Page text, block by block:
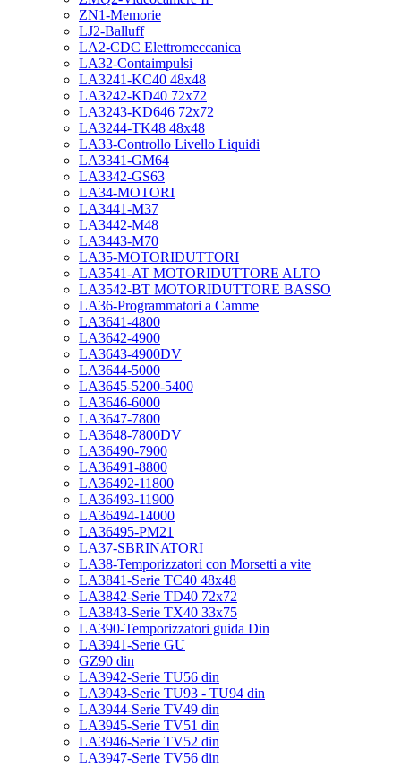
ZN1-Memorie
LJ2-Balluff
LA2-CDC Elettromeccanica
LA32-Contaimpulsi
LA3241-KC40 48x48
LA3242-KD40 72x72
LA3243-KD646 72x72
LA3244-TK48 48x48
LA33-Controllo Livello Liquidi
LA3341-GM64
LA3342-GS63
LA34-MOTORI
LA3441-M37
LA3442-M48
LA3443-M70
LA35-MOTORIDUTTORI
LA3541-AT MOTORIDUTTORE ALTO
LA3542-BT MOTORIDUTTORE BASSO
LA36-Programmatori a Camme
LA3641-4800
LA3642-4900
LA3643-4900DV
LA3644-5000
LA3645-5200-5400
LA3646-6000
LA3647-7800
LA3648-7800DV
LA36490-7900
LA36491-8800
LA36492-11800
LA36493-11900
LA36494-14000
LA36495-PM21
LA37-SBRINATORI
LA38-Temporizzatori con Morsetti a vite
LA3841-Serie TC40 48x48
LA3842-Serie TD40 72x72
LA3843-Serie TX40 33x75
LA390-Temporizzatori guida Din
LA3941-Serie GU
GZ90 din
LA3942-Serie TU56 din
LA3943-Serie TU93 - TU94 din
LA3944-Serie TV49 din
LA3945-Serie TV51 din
LA3946-Serie TV52 din
LA3947-Serie TV56 din